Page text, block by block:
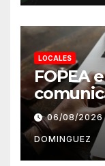
LOCALES
FOPEA
cuentas
de
Plata
06/08/2026
DOMINGUEZ